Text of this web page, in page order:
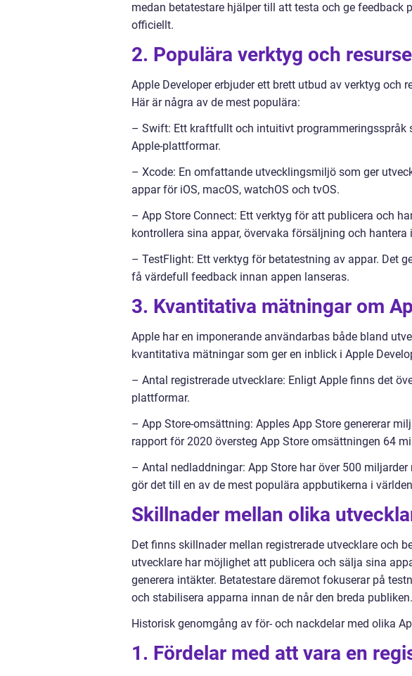
medan betatestare hjälper till att testa och ge feedback
officiellt.
2. Populära verktyg och
Apple Developer erbjuder ett brett utbud av verktyg och
Här är några av de mest populära:
– Swift: Ett kraftfullt och intuitivt programmeringsspråk
Apple-plattformar.
– Xcode: En omfattande utvecklingsmiljö som ger
appar för iOS, macOS, watchOS och tvOS.
– App Store Connect: Ett verktyg för att publicera och
kontrollera sina appar, övervaka försäljning och hantera
– TestFlight: Ett verktyg för betatestning av appar. Det
få värdefull feedback innan appen lanseras.
3. Kvantitativa mätningar om
Apple har en imponerande användarbas både bland
kvantitativa mätningar som ger en inblick i Apple
– Antal registrerade utvecklare: Enligt Apple finns det
plattformar.
– App Store-omsättning: Apples App Store genererar
rapport för 2020 översteg App Store omsättningen 64
– Antal nedladdningar: App Store har över 500
gör det till en av de mest populära appbutikerna i
Skillnader mellan olika
Det finns skillnader mellan registrerade utvecklare och
utvecklare har möjlighet att publicera och sälja sina
generera intäkter. Betatestare däremot fokuserar på
och stabilisera apparna innan de når den breda publiken.
Historisk genomgång av för- och nackdelar med olika
1. Fördelar med att vara en